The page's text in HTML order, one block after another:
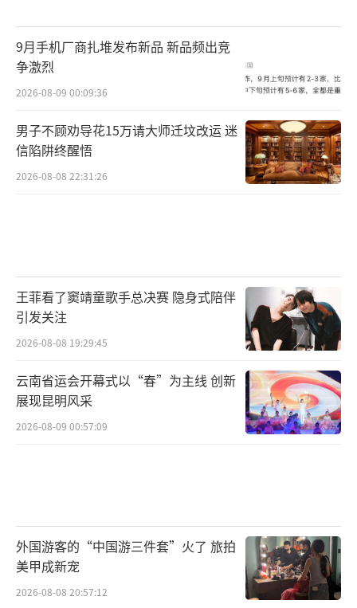
9月手机厂商扎堆发布新品 新品频出竞
争激烈
2026-08-09 00:09:36
男子不顾劝导花15万请大师迁坟改运 迷
信陷阱终醒悟
2026-08-08 22:31:26
王菲看了窦靖童歌手总决赛 隐身式陪伴
引发关注
2026-08-08 19:29:45
云南省运会开幕式以“春”为主线 创新
展现昆明风采
2026-08-09 00:57:09
外国游客的“中国游三件套”火了 旅拍
美甲成新宠
2026-08-08 20:57:12